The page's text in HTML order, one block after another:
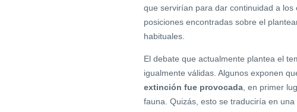
que servirían para dar continuidad a
posiciones encontradas sobre el
habituales.
El debate que actualmente plantea el
igualmente válidas. Algunos exponen
extinción fue provocada , en primer
fauna. Quizás, esto se traduciría en